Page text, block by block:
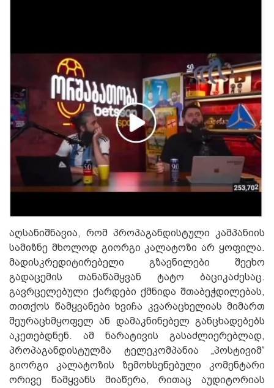
აღსანიშნავია, რომ პროპაგანდისტული კამპანიის
სამიზნე მხოლოდ გიორგი კალატოზი არ ყოფილა.
მადისკრედიტირებელი გზავნილები შეეხო
გადაცემის თანაწამყვან ტატო ბაციკაძესაც.
გავრცელებული ქარდები ქმნიდა შთაბეჭდილებას,
თითქოს წამყვანები ხვიჩა კვარაცხელიას მიმართ
შეურაცხმყოფელ ან დამაკნინებელ განცხადებებს
აკეთებდნენ. ამ ნარატივის გასაძლიერებლად,
პროპაგანდისტულმა ტელეკომპანია „პოსტივიმ“
გიორგი კალატოზის ზემოხსენებული კომენტარი
ორივე წამყვანს მიაწერა, რითაც აუდიტორიას